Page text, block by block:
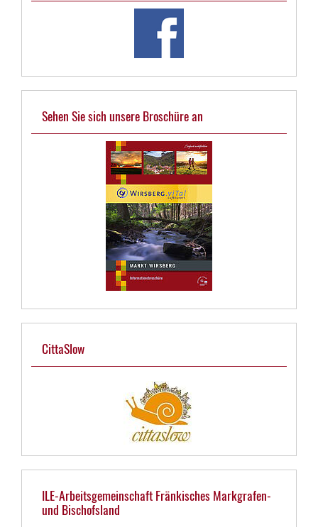
Sehen Sie sich unsere Broschüre an
CittaSlow
ILE-Arbeitsgemeinschaft Fränkisches Markgrafen-
und Bischofsland